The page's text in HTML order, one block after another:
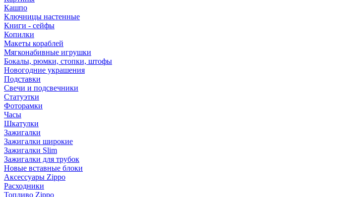
Кашпо
Ключницы настенные
Книги - сейфы
Копилки
Макеты кораблей
Мягконабивные игрушки
Бокалы, рюмки, стопки, штофы
Новогодние украшения
Подставки
Свечи и подсвечники
Статуэтки
Фоторамки
Часы
Шкатулки
Зажигалки
Зажигалки широкие
Зажигалки Slim
Зажигалки для трубок
Новые вставные блоки
Аксессуары Zippo
Расходники
Топливо Zippo